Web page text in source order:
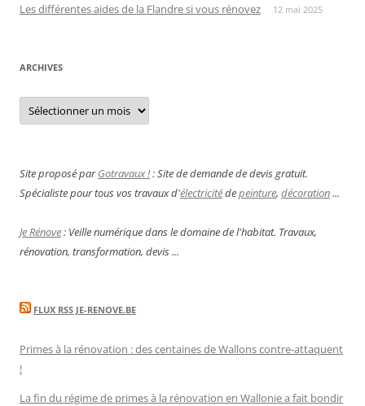
Les différentes aides de la Flandre si vous rénovez 12 mai 2025
ARCHIVES
Archives
Site proposé parGotravaux !: Site de demande de devis gratuit.
Spécialiste pour tous vos travaux d'électricitédepeinture, décoration...
Je Rénove: Veille numérique dans le domaine de l'habitat. Travaux,
rénovation, transformation, devis ...
FLUX RSS JE-RENOVE.BE
Primes à la rénovation : des centaines de Wallons contre-attaquent
!
La fin du régime de primes à la rénovation en Wallonie a fait bondir